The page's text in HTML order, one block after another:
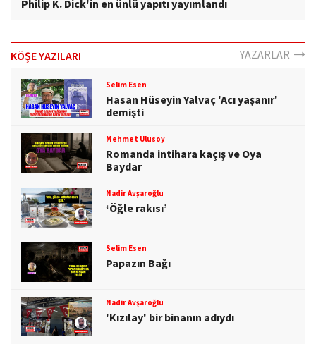
Philip K. Dick'in en ünlü yapıtı yayımlandı
KÖŞE YAZILARI YAZARLAR
Selim Esen
Hasan Hüseyin Yalvaç 'Acı yaşanır'
demişti
Mehmet Ulusoy
Romanda intihara kaçış ve Oya
Baydar
Nadir Avşaroğlu
‘Öğle rakısı’
Selim Esen
Papazın Bağı
Nadir Avşaroğlu
'Kızılay' bir binanın adıydı